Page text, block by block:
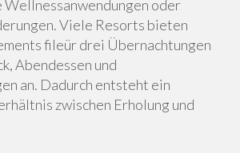
Wellnessanwendungen oder
Viele Resorts bieten
fileür drei Übernachtungen
Abendessen und
an. Dadurch entsteht ein
zwischen Erholung und